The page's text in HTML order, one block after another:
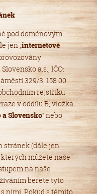
pod doménovým
jen „internetové
a.s., IČO:
329/3, 158 00
rejstříku
v oddílu B, vložka
a Slovensko“ nebo
stránek (dále jen
můžete naše
na naše
berete tyto
nimi. Pokud s těmito